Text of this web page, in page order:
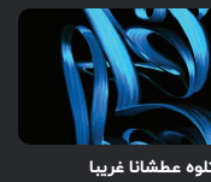
عطشانا غریبا